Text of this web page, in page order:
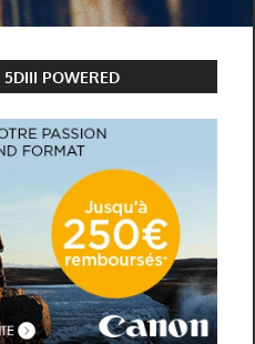
POWERED